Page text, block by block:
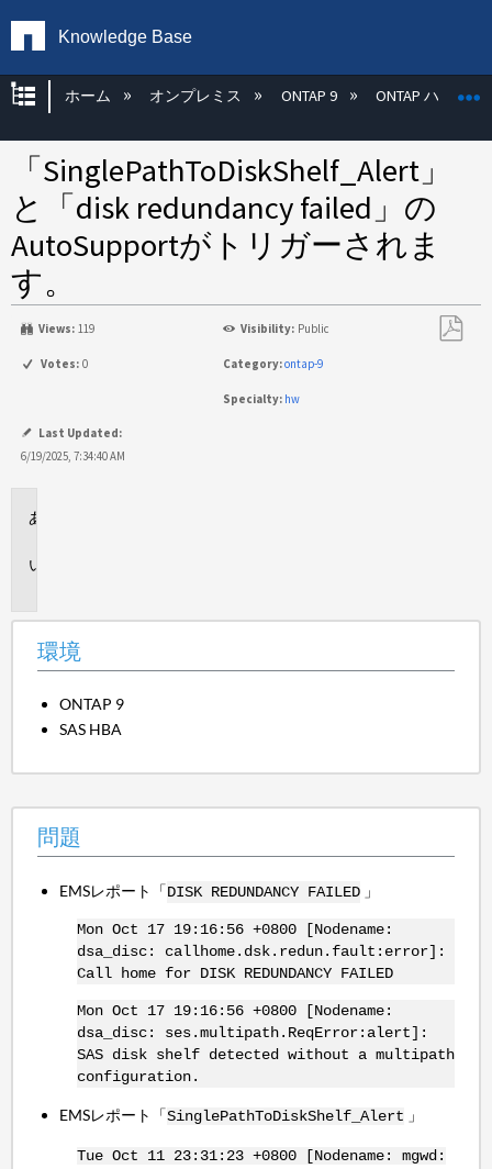
Knowledge Base
グローバル階層を展開/折りたたむ
ホーム オンプレミス ONTAP 9 ONTAP ハード
「SinglePathToDiskShelf_Alert」
と「disk redundancy failed」の
AutoSupportがトリガーされま
す。
Views: 119 Visibility: Public
Votes: 0 Category:ontap-9
Specialty: hw
Last Updated:
6/19/2025, 7:34:40 AM
環境
ONTAP 9
SAS HBA
問題
EMSレポート「DISK REDUNDANCY FAILED 」
Mon Oct 17 19:16:56 +0800 [Nodename:
dsa_disc: callhome.dsk.redun.fault:error]:
Call home for DISK REDUNDANCY FAILED
Mon Oct 17 19:16:56 +0800 [Nodename:
dsa_disc: ses.multipath.ReqError:alert]:
SAS disk shelf detected without a multipath
configuration.
EMSレポート「SinglePathToDiskShelf_Alert 」
Tue Oct 11 23:31:23 +0800 [Nodename: mgwd: